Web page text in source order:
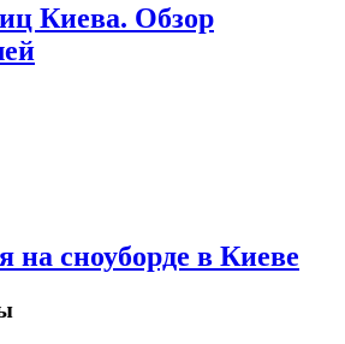
Киева. Обзор
на сноуборде в Киеве